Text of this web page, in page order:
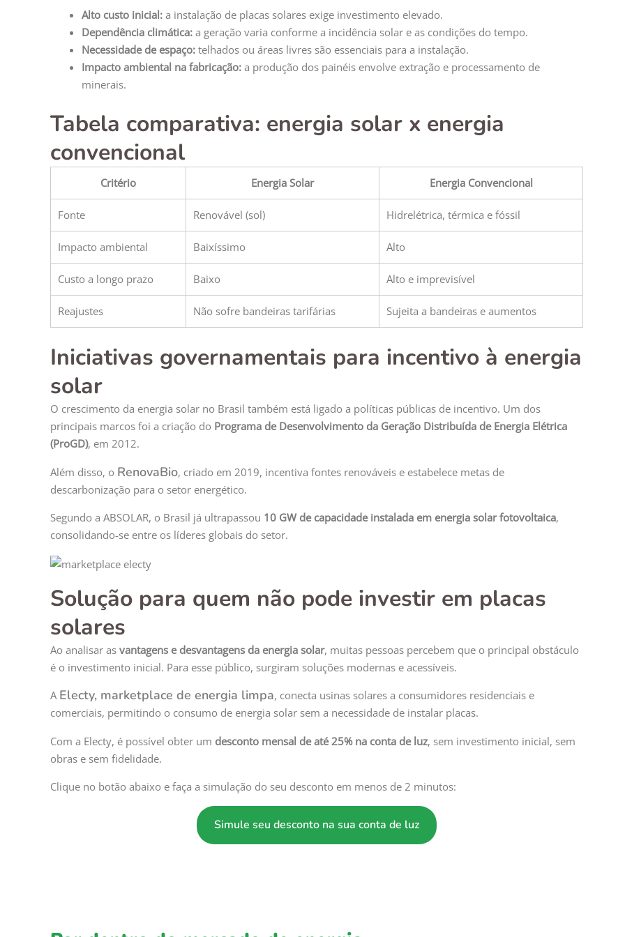
Alto custo inicial: a instalação de placas solares exige investimento elevado.
Dependência climática: a geração varia conforme a incidência solar e as condições do tempo.
Necessidade de espaço: telhados ou áreas livres são essenciais para a instalação.
Impacto ambiental na fabricação: a produção dos painéis envolve extração e processamento de
minerais.
Tabela comparativa: energia solar x energia
convencional
Critério Energia Solar Energia Convencional
Fonte Renovável (sol) Hidrelétrica, térmica e fóssil
Impacto ambiental Baixíssimo Alto
Custo a longo prazo Baixo Alto e imprevisível
Reajustes Não sofre bandeiras tarifárias Sujeita a bandeiras e aumentos
Iniciativas governamentais para incentivo à energia
solar
O crescimento da energia solar no Brasil também está ligado a políticas públicas de incentivo. Um dos
principais marcos foi a criação do Programa de Desenvolvimento da Geração Distribuída de Energia Elétrica
(ProGD), em 2012.
Além disso, o RenovaBio, criado em 2019, incentiva fontes renováveis e estabelece metas de
descarbonização para o setor energético.
Segundo a ABSOLAR, o Brasil já ultrapassou 10 GW de capacidade instalada em energia solar fotovoltaica,
consolidando-se entre os líderes globais do setor.
Solução para quem não pode investir em placas
solares
Ao analisar as vantagens e desvantagens da energia solar, muitas pessoas percebem que o principal obstáculo
é o investimento inicial. Para esse público, surgiram soluções modernas e acessíveis.
A Electy, marketplace de energia limpa, conecta usinas solares a consumidores residenciais e
comerciais, permitindo o consumo de energia solar sem a necessidade de instalar placas.
Com a Electy, é possível obter um desconto mensal de até 25% na conta de luz, sem investimento inicial, sem
obras e sem fidelidade.
Clique no botão abaixo e faça a simulação do seu desconto em menos de 2 minutos:
Simule seu desconto na sua conta de luz